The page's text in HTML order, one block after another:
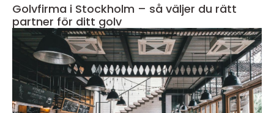
Golvfirma i Stockholm – så väljer du rätt
partner för ditt golv